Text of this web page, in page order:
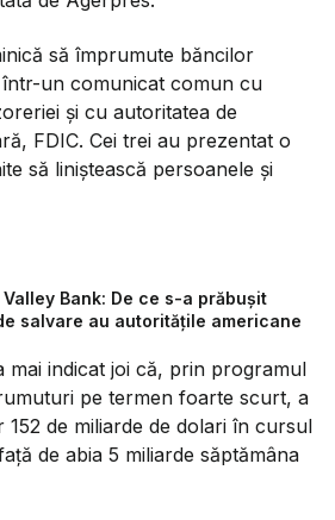
să împrumute băncilor
un comunicat comun cu
şi cu autoritatea de
FDIC. Cei trei au prezentat o
să liniştească persoanele şi
Bank: De ce s-a prăbușit
salvare au autoritățile americane
mai indicat joi că, prin programul
pe termen foarte scurt, a
de miliarde de dolari în cursul
de abia 5 miliarde săptămâna